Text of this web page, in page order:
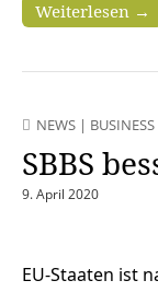
Weiterlesen →
NEWS | BUSINESS
SBBS
9. April 2020
EU-Staaten ist